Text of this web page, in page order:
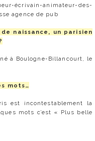
écrivain-animateur-des-
agence de pub
naissance, un parisien
à Boulogne-Billancourt, le
mots…
est incontestablement la
mots c’est « Plus belle